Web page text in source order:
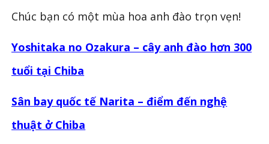
Chúc bạn có một mùa hoa anh đào trọn vẹn!
Yoshitaka no Ozakura – cây anh đào hơn 300
tuổi tại Chiba
Sân bay quốc tế Narita – điểm đến nghệ
thuật ở Chiba